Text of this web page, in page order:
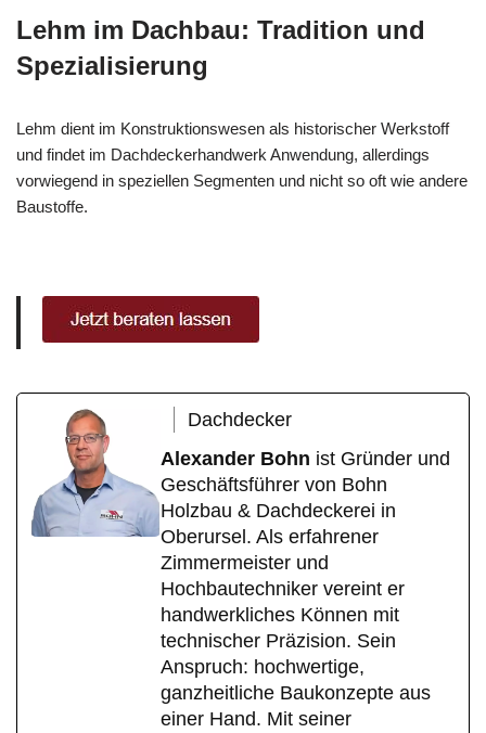
Lehm im Dachbau: Tradition und
Spezialisierung
Lehm dient im Konstruktionswesen als historischer Werkstoff
und findet im Dachdeckerhandwerk Anwendung, allerdings
vorwiegend in speziellen Segmenten und nicht so oft wie andere
Baustoffe.
Dachdecker
Alexander Bohn ist Gründer und
Geschäftsführer von Bohn
Holzbau & Dachdeckerei in
Oberursel. Als erfahrener
Zimmermeister und
Hochbautechniker vereint er
handwerkliches Können mit
technischer Präzision. Sein
Anspruch: hochwertige,
ganzheitliche Baukonzepte aus
einer Hand. Mit seiner